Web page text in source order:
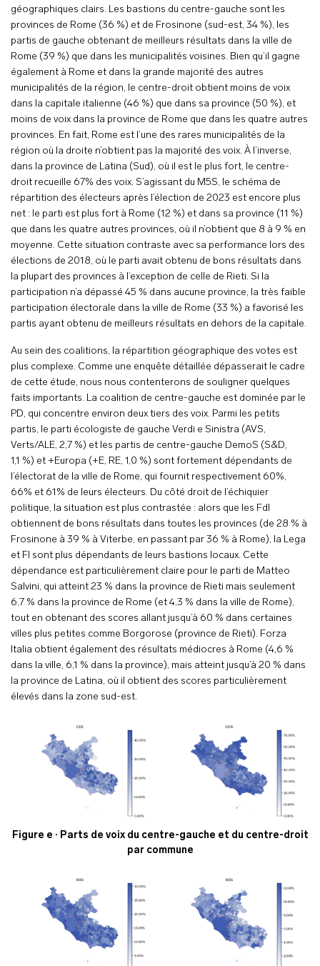
géographiques clairs. Les bastions du centre-gauche sont les
provinces de Rome (36 %) et de Frosinone (sud-est, 34 %), les
partis de gauche obtenant de meilleurs résultats dans la ville de
Rome (39 %) que dans les municipalités voisines. Bien qu’il gagne
également à Rome et dans la grande majorité des autres
municipalités de la région, le centre-droit obtient moins de voix
dans la capitale italienne (46 %) que dans sa province (50 %), et
moins de voix dans la province de Rome que dans les quatre autres
provinces. En fait, Rome est l’une des rares municipalités de la
région où la droite n’obtient pas la majorité des voix. À l’inverse,
dans la province de Latina (Sud), où il est le plus fort, le centre-
droit recueille 67% des voix. S’agissant du M5S, le schéma de
répartition des électeurs après l’élection de 2023 est encore plus
net : le parti est plus fort à Rome (12 %) et dans sa province (11 %)
que dans les quatre autres provinces, où il n’obtient que 8 à 9 % en
moyenne. Cette situation contraste avec sa performance lors des
élections de 2018, où le parti avait obtenu de bons résultats dans
la plupart des provinces à l’exception de celle de Rieti. Si la
participation n’a dépassé 45 % dans aucune province, la très faible
participation électorale dans la ville de Rome (33 %) a favorisé les
partis ayant obtenu de meilleurs résultats en dehors de la capitale.
Au sein des coalitions, la répartition géographique des votes est
plus complexe. Comme une enquête détaillée dépasserait le cadre
de cette étude, nous nous contenterons de souligner quelques
faits importants. La coalition de centre-gauche est dominée par le
PD, qui concentre environ deux tiers des voix. Parmi les petits
partis, le parti écologiste de gauche Verdi e Sinistra (AVS,
Verts/ALE, 2,7 %) et les partis de centre-gauche DemoS (S&D,
1,1 %) et +Europa (+E, RE, 1,0 %) sont fortement dépendants de
l’électorat de la ville de Rome, qui fournit respectivement 60%,
66% et 61% de leurs électeurs. Du côté droit de l’échiquier
politique, la situation est plus contrastée : alors que les FdI
obtiennent de bons résultats dans toutes les provinces (de 28 % à
Frosinone à 39 % à Viterbe, en passant par 36 % à Rome), la Lega
et FI sont plus dépendants de leurs bastions locaux. Cette
dépendance est particulièrement claire pour le parti de Matteo
Salvini, qui atteint 23 % dans la province de Rieti mais seulement
6,7 % dans la province de Rome (et 4,3 % dans la ville de Rome),
tout en obtenant des scores allant jusqu’à 60 % dans certaines
villes plus petites comme Borgorose (province de Rieti). Forza
Italia obtient également des résultats médiocres à Rome (4,6 %
dans la ville, 6,1 % dans la province), mais atteint jusqu’à 20 % dans
la province de Latina, où il obtient des scores particulièrement
élevés dans la zone sud-est.
Figure e · Parts de voix du centre-gauche et du centre-droit
par commune